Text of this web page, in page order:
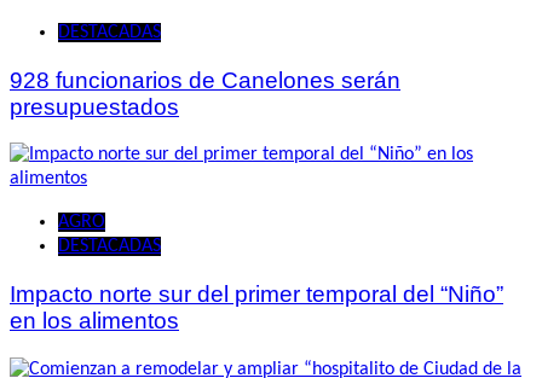
DESTACADAS
928 funcionarios de Canelones serán
presupuestados
AGRO
DESTACADAS
Impacto norte sur del primer temporal del “Niño”
en los alimentos